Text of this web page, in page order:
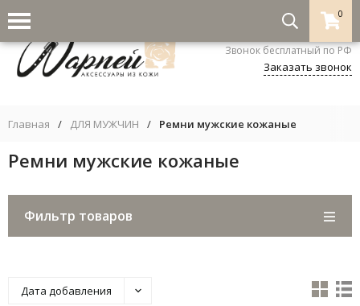
0
8-800-333-5530
Звонок бесплатный по РФ
Заказать звонок
Главная / ДЛЯ МУЖЧИН / Ремни мужские кожаные
Ремни мужские кожаные
Фильтр товаров
Дата добавления